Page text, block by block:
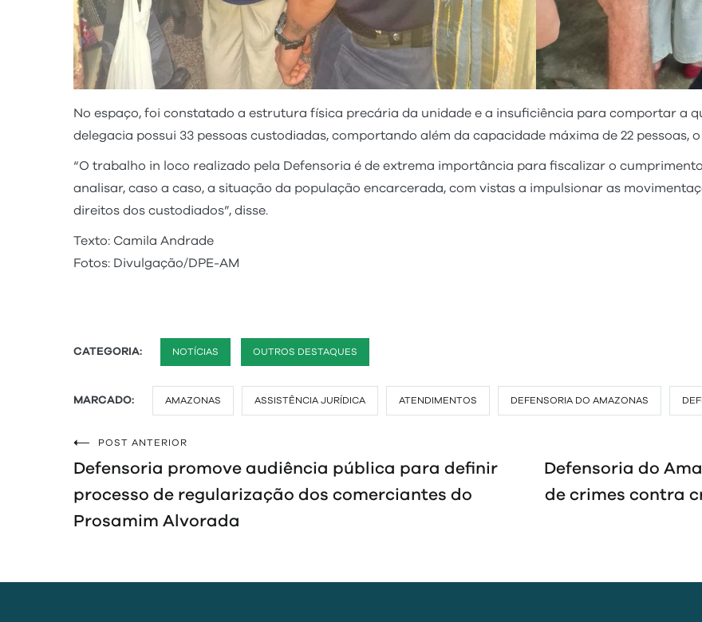
No espaço, foi constatado a estrutura física precária da unidade e a insuficiência para comportar a
delegacia possui 33 pessoas custodiadas, comportando além da capacidade máxima de 22 pessoas,
“O trabalho in loco realizado pela Defensoria é de extrema importância para fiscalizar o
analisar, caso a caso, a situação da população encarcerada, com vistas a impulsionar as
direitos dos custodiados”, disse.
Texto: Camila Andrade
Fotos: Divulgação/DPE-AM
CATEGORIA: NOTÍCIAS OUTROS DESTAQUES
MARCADO: AMAZONAS ASSISTÊNCIA JURÍDICA ATENDIMENTOS DEFENSORIA DO AMAZONAS
Navegação
de
Post
POST ANTERIOR
Defensoria promove audiência pública para definir
processo de regularização dos comerciantes do
Prosamim Alvorada
Defensoria do
de crimes contra